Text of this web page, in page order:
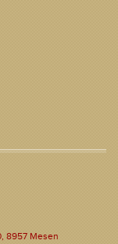
8957 Mesen